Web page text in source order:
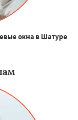
окна в Шатуре